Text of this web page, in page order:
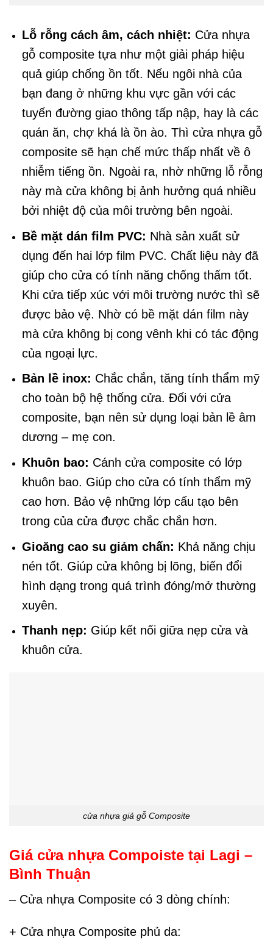
Lỗ rỗng cách âm, cách nhiệt: Cửa nhựa
gỗ composite tựa như một giải pháp hiệu
quả giúp chống ồn tốt. Nếu ngôi nhà của
bạn đang ở những khu vực gần với các
tuyến đường giao thông tấp nập, hay là các
quán ăn, chợ khá là ồn ào. Thì cửa nhựa gỗ
composite sẽ hạn chế mức thấp nhất về ô
nhiễm tiếng ồn. Ngoài ra, nhờ những lỗ rỗng
này mà cửa không bị ảnh hưởng quá nhiều
bởi nhiệt độ của môi trường bên ngoài.
Bề mặt dán film PVC: Nhà sản xuất sử
dụng đến hai lớp film PVC. Chất liệu này đã
giúp cho cửa có tính năng chống thấm tốt.
Khi cửa tiếp xúc với môi trường nước thì sẽ
được bảo vệ. Nhờ có bề mặt dán film này
mà cửa không bị cong vênh khi có tác động
của ngoại lực.
Bản lề inox: Chắc chắn, tăng tính thẩm mỹ
cho toàn bộ hệ thống cửa. Đối với cửa
composite, bạn nên sử dụng loại bản lề âm
dương – mẹ con.
Khuôn bao: Cánh cửa composite có lớp
khuôn bao. Giúp cho cửa có tính thẩm mỹ
cao hơn. Bảo vệ những lớp cấu tạo bên
trong của cửa được chắc chắn hơn.
Gioăng cao su giảm chấn: Khả năng chịu
nén tốt. Giúp cửa không bị lõng, biến đổi
hình dạng trong quá trình đóng/mở thường
xuyên.
Thanh nẹp: Giúp kết nối giữa nẹp cửa và
khuôn cửa.
cửa nhựa giả gỗ Composite
Giá cửa nhựa Compoiste tại Lagi –
Bình Thuận
– Cửa nhựa Composite có 3 dòng chính:
+ Cửa nhựa Composite phủ da: